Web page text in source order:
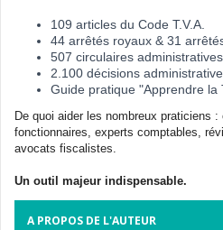
109 articles du Code T.V.A.
44 arrêtés royaux & 31
507 circulaires
2.100 décisions
Guide pratique "Apprendre la
De quoi aider les nombreux praticiens
fonctionnaires, experts comptables,
avocats fiscalistes.
Un outil majeur indispensable.
A PROPOS DE L'AUTEUR